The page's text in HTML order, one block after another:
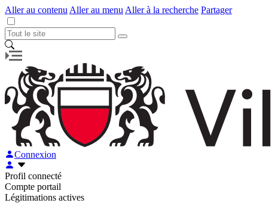
Aller au contenu Aller au menu Aller à la recherche Partager
Connexion
Profil connecté
Compte portail
Légitimations actives